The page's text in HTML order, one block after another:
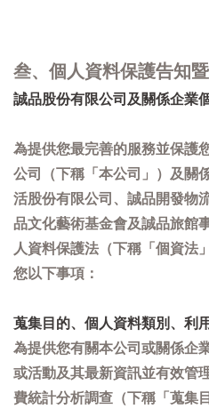
叁、個人資料保護告知
誠品股份有限公司及關係企業
為提供您最完善的服務並保護
公司（下稱「本公司」）及關
活股份有限公司、誠品開發物
品文化藝術基金會及誠品旅館
人資料保護法（下稱「個資法
您以下事項：
蒐集目的、個人資料類別、利
為提供您有關本公司或關係企
或活動及其最新資訊並有效管
費統計分析調查（下稱「蒐集